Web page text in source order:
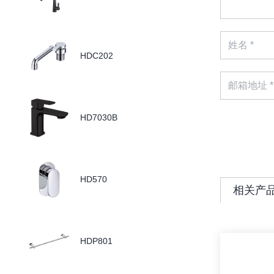
HDC202
HD7030B
HD570
HDP801
相关产